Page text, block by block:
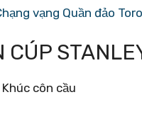
vạng Quần đảo
CÚP